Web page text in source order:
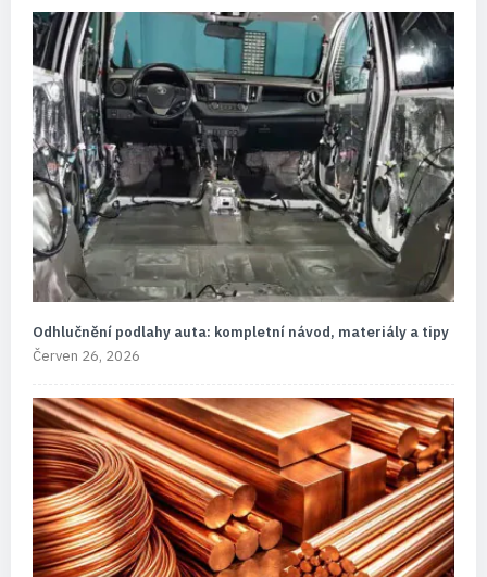
Odhlučnění podlahy auta: kompletní návod, materiály a tipy
Červen 26, 2026